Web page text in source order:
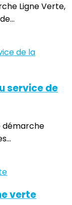
Ligne Verte,
service de
démarche
verte